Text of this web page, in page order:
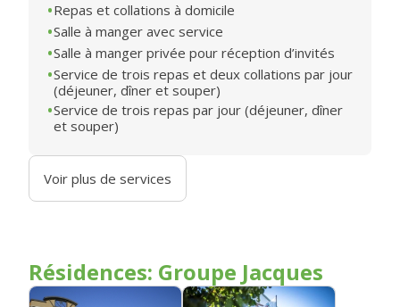
Repas et collations à domicile
Salle à manger avec service
Salle à manger privée pour réception d’invités
Service de trois repas et deux collations par jour
(déjeuner, dîner et souper)
Service de trois repas par jour (déjeuner, dîner
et souper)
Voir plus de services
Résidences: Groupe Jacques